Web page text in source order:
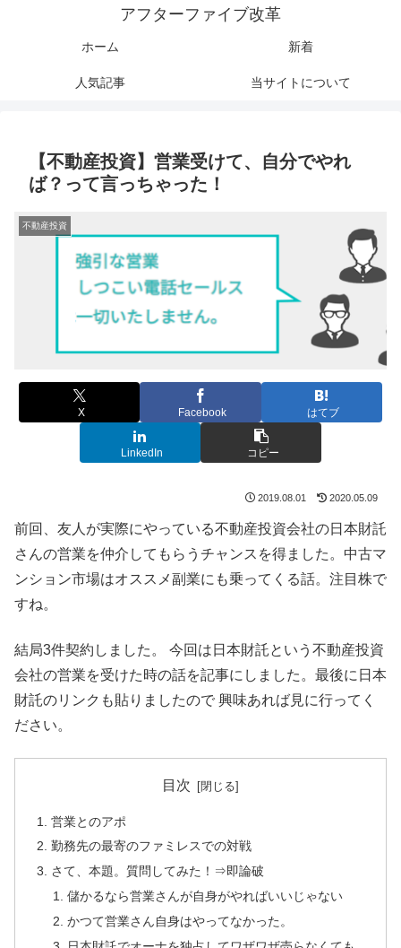
アフターファイブ改革
ホーム 新着
人気記事 当サイトについて
【不動産投資】営業受けて、自分でやれ
ば？って言っちゃった！
不動産投資
X Facebook はてブ
LinkedIn コピー
2019.08.01 2020.05.09
前回、友人が実際にやっている不動産投資会社の日本財託
さんの営業を仲介してもらうチャンスを得ました。中古マ
ンション市場はオススメ副業にも乗ってくる話。注目株で
すね。
結局3件契約しました。 今回は日本財託という不動産投資
会社の営業を受けた時の話を記事にしました。最後に日本
財託のリンクも貼りましたので 興味あれば見に行ってく
ださい。
目次
営業とのアポ
勤務先の最寄のファミレスでの対戦
さて、本題。質問してみた！⇒即論破
儲かるなら営業さんが自身がやればいいじゃない
かつて営業さん自身はやってなかった。